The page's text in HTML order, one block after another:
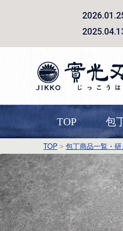
TOP 包
TOP 包丁商品一覧・研